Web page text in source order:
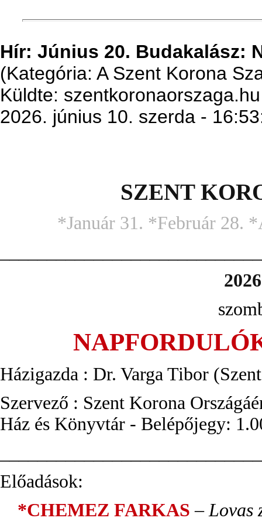
Hír: Június 20. Budakalász:
(Kategória: A Szent Korona
Küldte: szentkoronaorszaga.hu
2026. június 10. szerda -
SZENT
*Január 31. *Február 28.
Házigazda : Dr. Varga Tibor
Szervező : Szent Korona
Ház és Könyvtár - Belépőjegy:
Előadások:
*CHEMEZ FARKAS –Lovas